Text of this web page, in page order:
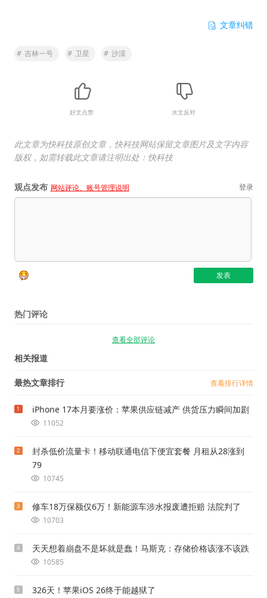
文章纠错
# 吉林一号 # 卫星 # 沙漠
好文点赞 水文反对
此文章为快科技原创文章，快科技网站保留文章图片及文字内容
版权，如需转载此文章请注明出处：快科技
观点发布 网站评论、账号管理说明 登录
热门评论
查看全部评论
相关报道
最热文章排行 查看排行详情
1 iPhone 17本月要涨价：苹果供应链减产 供货压力瞬间加剧
11052
2
封杀低价流量卡！移动联通电信下便宜套餐 月租从28涨到
79
10745
3 修车18万保额仅6万！新能源车涉水报废遭拒赔 法院判了
10703
4 天天想着崩盘不是坏就是蠢！马斯克：存储价格该涨不该跌
10585
5 326天！苹果iOS 26终于能越狱了